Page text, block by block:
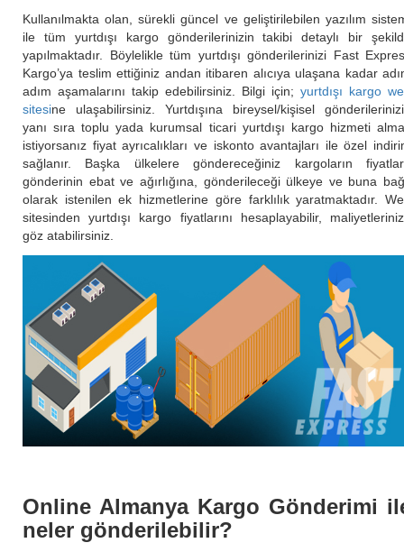
Kullanılmakta olan, sürekli güncel ve geliştirilebilen yazılım
ile tüm yurtdışı kargo gönderilerinizin takibi detaylı bir
yapılmaktadır. Böylelikle tüm yurtdışı gönderilerinizi Fast
Kargo’ya teslim ettiğiniz andan itibaren alıcıya ulaşana kadar
adım aşamalarını takip edebilirsiniz. Bilgi için; yurtdışı kargo
sitesine ulaşabilirsiniz. Yurtdışına bireysel/kişisel
yanı sıra toplu yada kurumsal ticari yurtdışı kargo hizmeti
istiyorsanız fiyat ayrıcalıkları ve iskonto avantajları ile özel
sağlanır. Başka ülkelere göndereceğiniz kargoların
gönderinin ebat ve ağırlığına, gönderileceği ülkeye ve buna
olarak istenilen ek hizmetlerine göre farklılık yaratmaktadır.
sitesinden yurtdışı kargo fiyatlarını hesaplayabilir,
göz atabilirsiniz.
Online Almanya Kargo Gönderimi
neler gönderilebilir?